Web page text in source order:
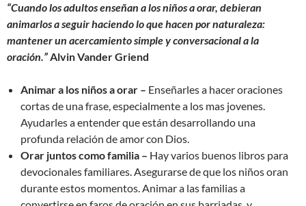
“Cuando los adultos enseñan a los niños a orar, debieran
animarlos a seguir haciendo lo que hacen por naturaleza:
mantener un acercamiento simple y conversacional a la
oración.”Alvin Vander Griend
Animar a los niños a orar – Enseñarles a hacer oraciones
cortas de una frase, especialmente a los mas jovenes.
Ayudarles a entender que están desarrollando una
profunda relación de amor con Dios.
Orar juntos como familia – Hay varios buenos libros para
devocionales familiares. Asegurarse de que los niños oran
durante estos momentos. Animar a las familias a